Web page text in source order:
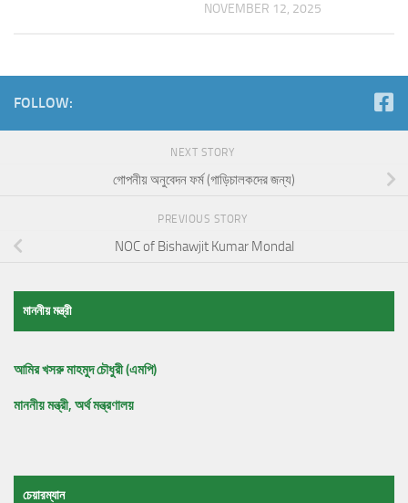
NOVEMBER 12, 2025
FOLLOW:
NEXT STORY
গোপনীয় অনুবেদন ফর্ম (গাড়িচালকদের জন্য)
PREVIOUS STORY
NOC of Bishawjit Kumar Mondal
মাননীয় মন্ত্রী
আমির খসরু মাহমুদ চৌধুরী (এমপি)
মাননীয় মন্ত্রী, অর্থ মন্ত্রণালয়
চেয়ারম্যান